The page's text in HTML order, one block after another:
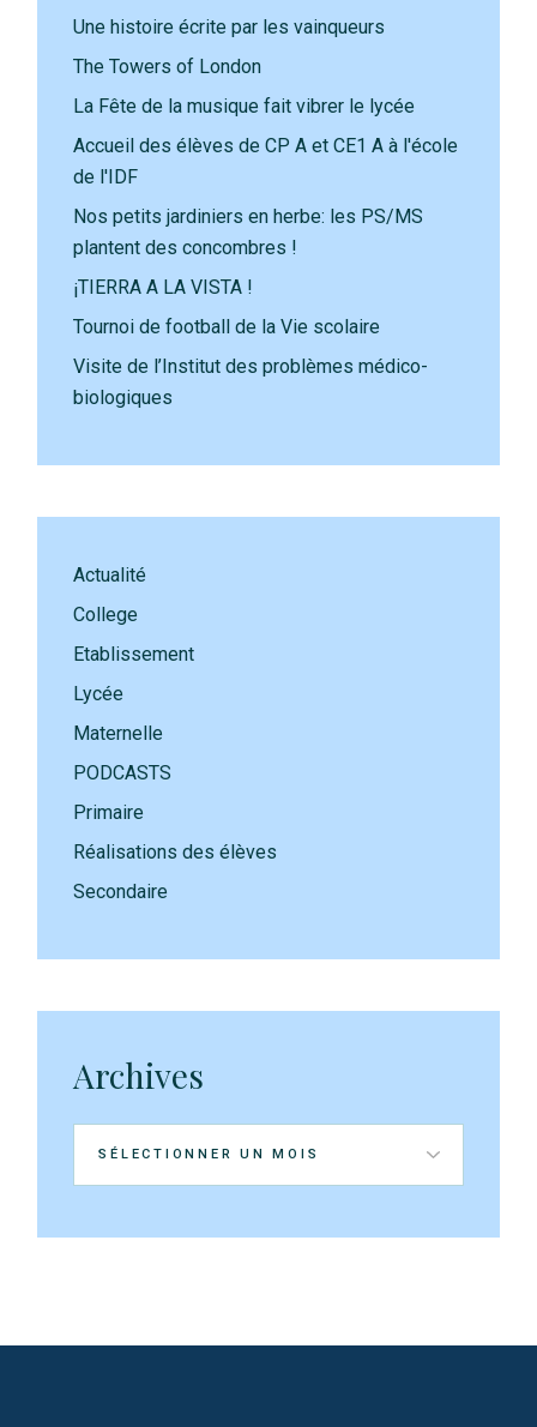
Une histoire écrite par les vainqueurs
The Towers of London
La Fête de la musique fait vibrer le lycée
Accueil des élèves de CP A et CE1 A à l'école
de l'IDF
Nos petits jardiniers en herbe: les PS/MS
plantent des concombres !
¡TIERRA A LA VISTA !
Tournoi de football de la Vie scolaire
Visite de l’Institut des problèmes médico-
biologiques
Actualité
College
Etablissement
Lycée
Maternelle
PODCASTS
Primaire
Réalisations des élèves
Secondaire
Archives
Archives